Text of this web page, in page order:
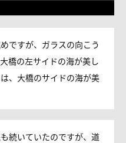
ですが、ガラスの向こう
橋の左サイドの海が美し
、大橋のサイドの海が美
続いていたのですが、道